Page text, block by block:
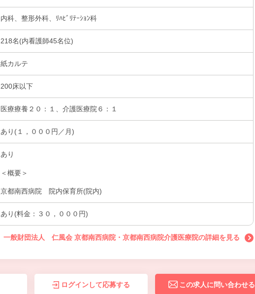
内科、整形外科、ﾘﾊﾋﾞﾘﾃｰｼｮﾝ科
218名(内看護師45名位)
紙カルテ
200床以下
医療療養２０：１、介護医療院６：１
あり(１，０００円／月)
あり
＜概要＞
京都南西病院 院内保育所(院内)
あり(料金：３０，０００円)
一般財団法人 仁風会 京都南西病院・京都南西病院介護医療院の詳細を見る
ログインして応募する この求人に問い合わせる